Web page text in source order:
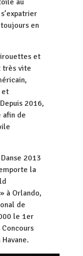
au
en
et
très vite
et
2016,
de
2013
la
à Orlando,
de
le 1er